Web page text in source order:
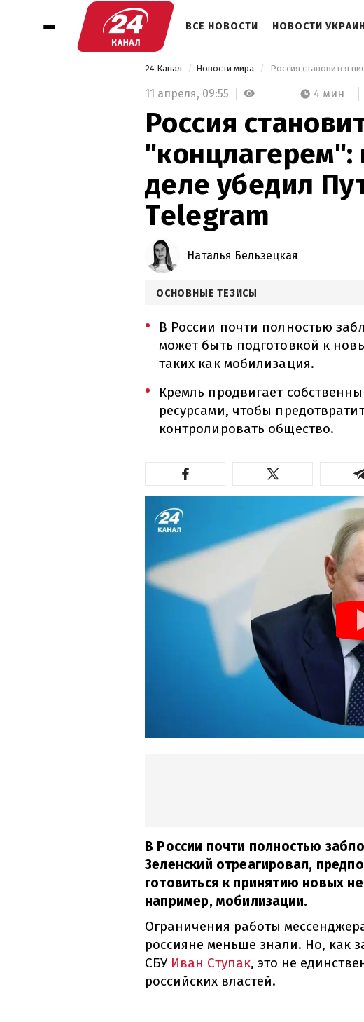
ВСЕ НОВОСТИ НОВОСТИ
24 Канал Новости мира
11 апреля, 09:55 4 мин
Россия
"концлагерем":
деле убедил
Telegram
Наталья Бельзецкая
ОСНОВНЫЕ ТЕЗИСЫ
В России почти полностью
может быть подготовкой к
таких как мобилизация.
Кремль продвигает
ресурсами, чтобы
контролировать общество.
В России почти полностью
Зеленский отреагировал,
готовиться к принятию новых
например, мобилизации.
Ограничения работы
россияне меньше знали. Но, как
СБУ Иван Ступак, это не
российских властей.